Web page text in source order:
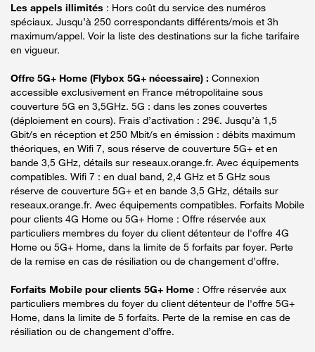
Les appels illimités : Hors coût du service des numéros
spéciaux. Jusqu’à 250 correspondants différents/mois et 3h
maximum/appel. Voir la liste des destinations sur la fiche tarifaire
en vigueur.
Offre 5G+ Home (Flybox 5G+ nécessaire) : Connexion
accessible exclusivement en France métropolitaine sous
couverture 5G en 3,5GHz. 5G : dans les zones couvertes
(déploiement en cours). Frais d’activation : 29€. Jusqu’à 1,5
Gbit/s en réception et 250 Mbit/s en émission : débits maximum
théoriques, en Wifi 7, sous réserve de couverture 5G+ et en
bande 3,5 GHz, détails sur reseaux.orange.fr. Avec équipements
compatibles. Wifi 7 : en dual band, 2,4 GHz et 5 GHz sous
réserve de couverture 5G+ et en bande 3,5 GHz, détails sur
reseaux.orange.fr. Avec équipements compatibles. Forfaits Mobile
pour clients 4G Home ou 5G+ Home : Offre réservée aux
particuliers membres du foyer du client détenteur de l'offre 4G
Home ou 5G+ Home, dans la limite de 5 forfaits par foyer. Perte
de la remise en cas de résiliation ou de changement d’offre.
Forfaits Mobile pour clients 5G+ Home : Offre réservée aux
particuliers membres du foyer du client détenteur de l'offre 5G+
Home, dans la limite de 5 forfaits. Perte de la remise en cas de
résiliation ou de changement d’offre.